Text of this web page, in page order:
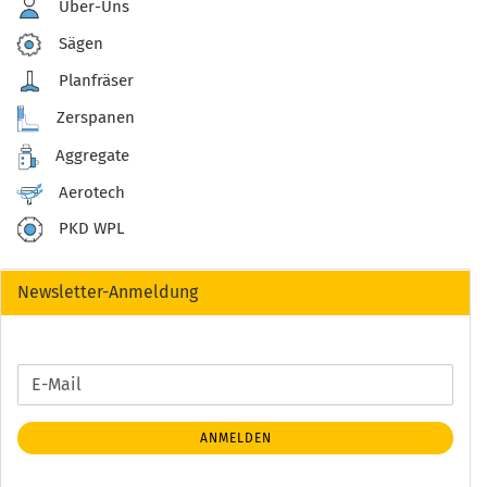
Über-Uns
Sägen
Planfräser
Zerspanen
Aggregate
Aerotech
PKD WPL
Newsletter-Anmeldung
WEITER
NEWSLETTER-
ANMELDUNG
E-
Mail
ANMELDEN